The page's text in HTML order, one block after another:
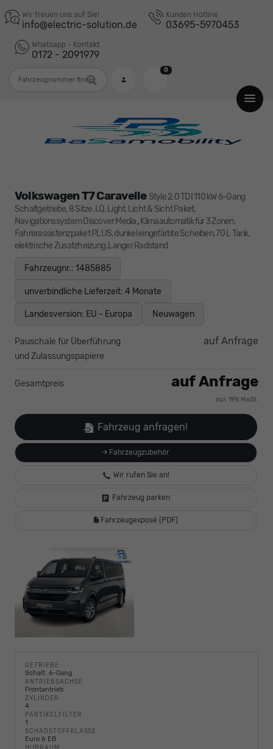
Wir freuen uns auf Sie!
info@electric-solution.de
Kunden Hotline
03695-5970453
Whatsapp - Kontakt
0172 - 2091979
0
Volkswagen T7 Caravelle Style 2.0 TDI 110 kW 6-Gang
Schaltgetriebe, 8 Sitze, I.Q. Light, Licht & Sicht Paket,
Navigationssystem Discover Media,, Klimaautomatik für 3 Zonen,
Fahrerassistenzpaket PLUS, dunkel eingefärbte Scheiben, 70 L Tank,
elektrische Zusatzheizung ,Langer Radstand
Fahrzeugnr.: 1485885
unverbindliche Lieferzeit:4 Monate
Landesversion: EU - Europa Neuwagen
Pauschale für Überführung
und Zulassungspapiere
auf Anfrage
Gesamtpreis auf Anfrage
incl. 19% MwSt.
Fahrzeugzubehör
Fahrzeug anfragen!
Wir rufen Sie an!
Fahrzeug parken
Fahrzeugexposé (PDF)
GETRIEBE
Schalt. 6-Gang
ANTRIEBSACHSE
Frontantrieb
ZYLINDER
4
PARTIKELFILTER
1
SCHADSTOFFKLASSE
Euro 6 EB